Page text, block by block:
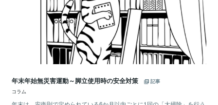
年末年始無災害運動～脚立使用時の安全対策
記事
コラム